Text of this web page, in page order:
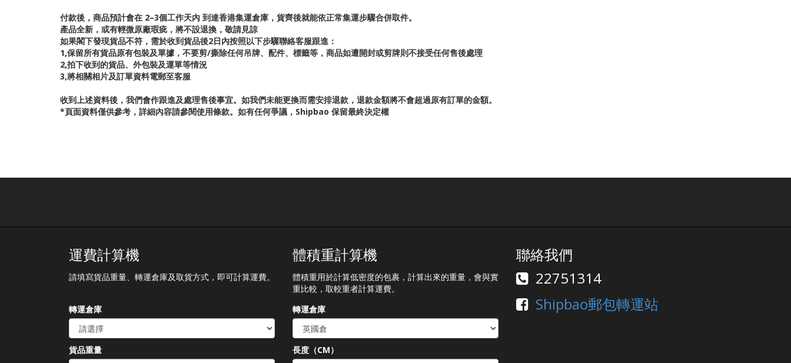
付款後，商品預計會在 2–3個工作天內 到達香港集運倉庫，貨齊後就能依正常集運步驟合併取件。
產品全新，或有輕微原廠瑕疵，將不設退換，敬請見諒
如果閣下發現貨品不符，需於收到貨品後2日內按照以下步驟聯絡客服跟進：
1,保留所有貨品原有包裝及單據，不要剪/撕除任何吊牌、配件、標籤等，商品如遭開封或剪牌則不接受任何售後處理
2,拍下收到的貨品、外包裝及運單等情況
3,將相關相片及訂單資料電郵至客服
收到上述資料後，我們會作跟進及處理售後事宜。如我們未能更換而需安排退款，退款金額將不會超過原有訂單的金額。
*頁面資料僅供參考，詳細內容請參閱使用條款。如有任何爭議，Shipbao 保留最終決定權
運費計算機
請填寫貨品重量、轉運倉庫及取貨方式，即可計算運費。
轉運倉庫
貨品重量
體積重計算機
體積重用於計算低密度的包裹，計算出來的重量，會與實
重比較，取較重者計算運費。
轉運倉庫
長度（CM）
聯絡我們
22751314
Shipbao郵包轉運站